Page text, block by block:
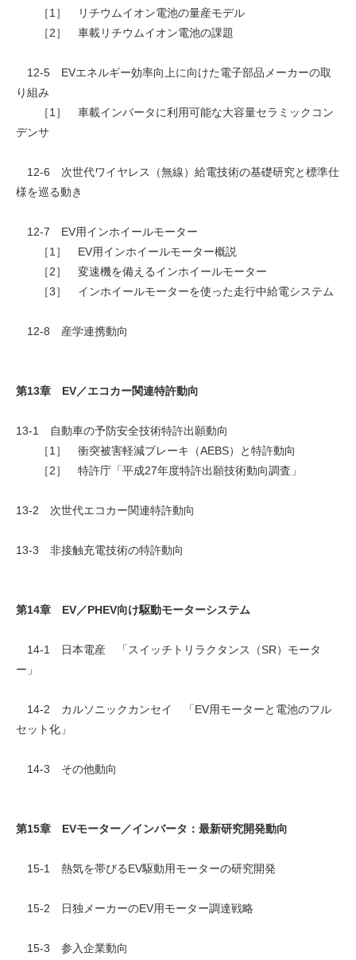
［1］ リチウムイオン電池の量産モデル
［2］ 車載リチウムイオン電池の課題
12-5 EVエネルギー効率向上に向けた電子部品メーカーの取
り組み
［1］ 車載インバータに利用可能な大容量セラミックコン
デンサ
12-6 次世代ワイヤレス（無線）給電技術の基礎研究と標準仕
様を巡る動き
12-7 EV用インホイールモーター
［1］ EV用インホイールモーター概説
［2］ 変速機を備えるインホイールモーター
［3］ インホイールモーターを使った走行中給電システム
12-8 産学連携動向
第13章 EV／エコカー関連特許動向
13-1 自動車の予防安全技術特許出願動向
［1］ 衝突被害軽減ブレーキ（AEBS）と特許動向
［2］ 特許庁「平成27年度特許出願技術動向調査」
13-2 次世代エコカー関連特許動向
13-3 非接触充電技術の特許動向
第14章 EV／PHEV向け駆動モーターシステム
14-1 日本電産 「スイッチトリラクタンス（SR）モータ
ー」
14-2 カルソニックカンセイ 「EV用モーターと電池のフル
セット化」
14-3 その他動向
第15章 EVモーター／インバータ：最新研究開発動向
15-1 熱気を帯びるEV駆動用モーターの研究開発
15-2 日独メーカーのEV用モーター調達戦略
15-3 参入企業動向